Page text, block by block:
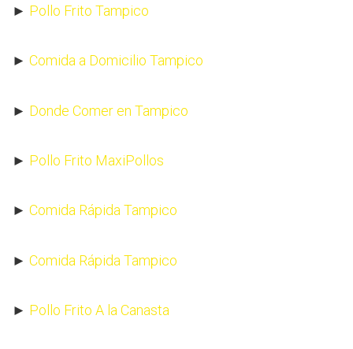
► Pollo Frito Tampico
► Comida a Domicilio Tampico
► Donde Comer en Tampico
► Pollo Frito MaxiPollos
► Comida Rápida Tampico
► Comida Rápida Tampico
► Pollo Frito A la Canasta